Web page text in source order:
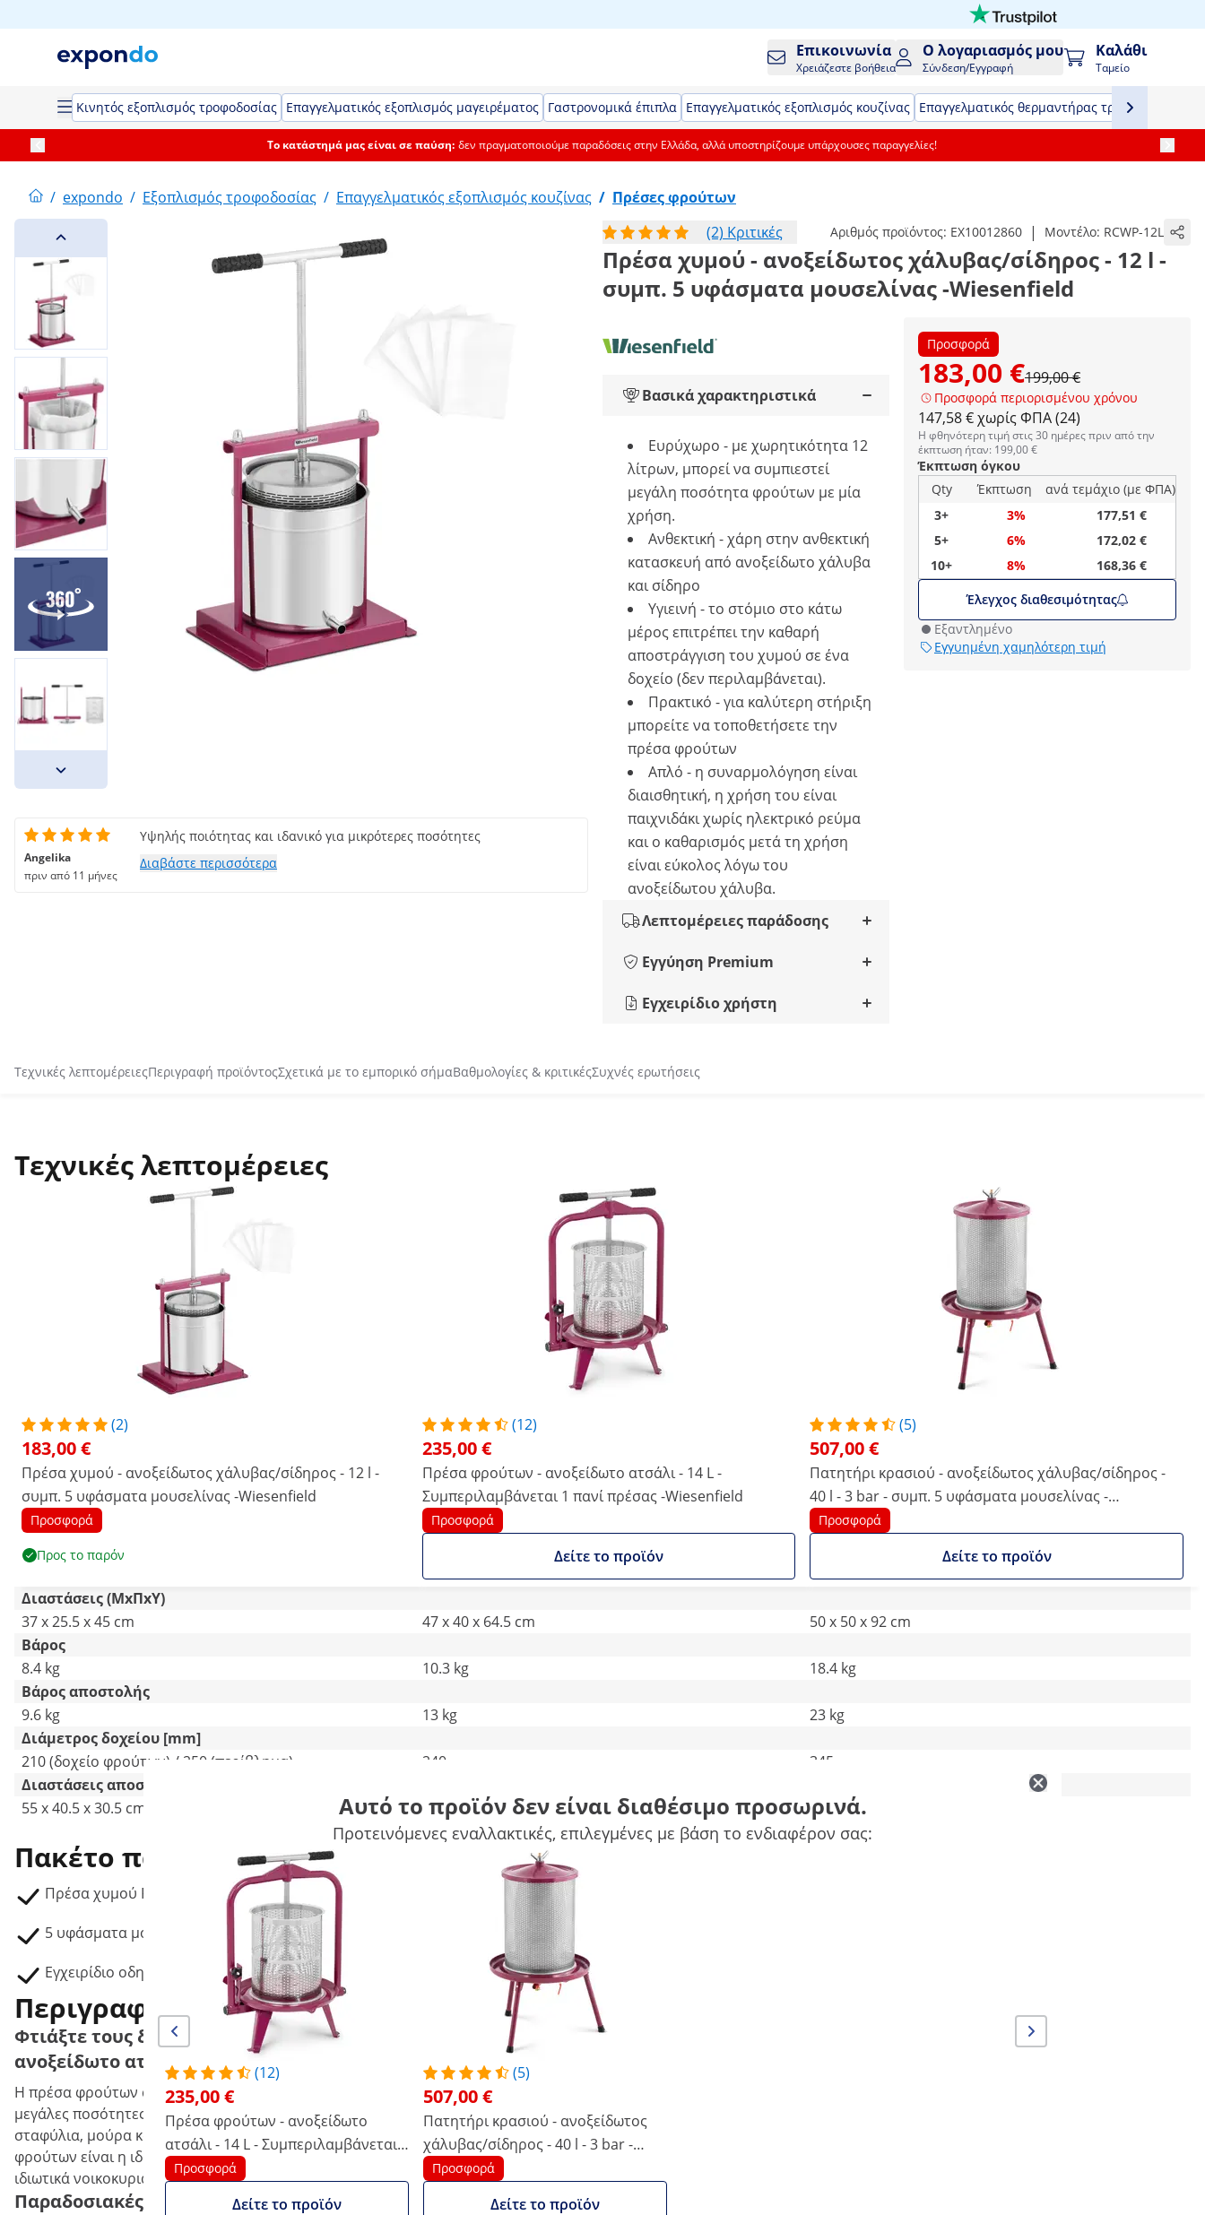
Επικοινωνία
Χρειάζεστε βοήθεια
Ο λογαριασμός μου
Σύνδεση/Εγγραφή
Καλάθι
Ταμείο
Κινητός εξοπλισμός τροφοδοσίας Επαγγελματικός εξοπλισμός μαγειρέματος Γαστρονομικά έπιπλα Επαγγελματικός εξοπλισμός κουζίνας Επαγγελματικός θερμαντήρας τροφίμων
Το κατάστημά μας είναι σε παύση: δεν πραγματοποιούμε παραδόσεις στην Ελλάδα, αλλά υποστηρίζουμε υπάρχουσες παραγγελίες!
/ expondo / Εξοπλισμός τροφοδοσίας / Επαγγελματικός εξοπλισμός κουζίνας / Πρέσες φρούτων
(2) Κριτικές
Αριθμός προϊόντος: EX10012860 | Μοντέλο: RCWP-12L
Πρέσα χυμού - ανοξείδωτος χάλυβας/σίδηρος - 12 l -
συμπ. 5 υφάσματα μουσελίνας -Wiesenfield
Προσφορά
183,00 €199,00 €
Προσφορά περιορισμένου χρόνου
147,58 € χωρίς ΦΠΑ (24)
Η φθηνότερη τιμή στις 30 ημέρες πριν από την
έκπτωση ήταν: 199,00 €
Έκπτωση όγκου
Qty
Έκπτωση
ανά τεμάχιο (με ΦΠΑ)
3+
3%
177,51 €
5+
6%
172,02 €
10+
8%
168,36 €
Έλεγχος διαθεσιμότητας
Εξαντλημένο
Εγγυημένη χαμηλότερη τιμή
Βασικά χαρακτηριστικά
Ευρύχωρο - με χωρητικότητα 12
λίτρων, μπορεί να συμπιεστεί
μεγάλη ποσότητα φρούτων με μία
χρήση.
Ανθεκτική - χάρη στην ανθεκτική
κατασκευή από ανοξείδωτο χάλυβα
και σίδηρο
Υγιεινή - το στόμιο στο κάτω
μέρος επιτρέπει την καθαρή
αποστράγγιση του χυμού σε ένα
δοχείο (δεν περιλαμβάνεται).
Πρακτικό - για καλύτερη στήριξη
μπορείτε να τοποθετήσετε την
πρέσα φρούτων
Απλό - η συναρμολόγηση είναι
διαισθητική, η χρήση του είναι
παιχνιδάκι χωρίς ηλεκτρικό ρεύμα
και ο καθαρισμός μετά τη χρήση
είναι εύκολος λόγω του
ανοξείδωτου χάλυβα.
Λεπτομέρειες παράδοσης
Εγγύηση Premium
Εγχειρίδιο χρήστη
Angelika
πριν από 11 μήνες
Υψηλής ποιότητας και ιδανικό για μικρότερες ποσότητες
Διαβάστε περισσότερα
Τεχνικές λεπτομέρειεςΠεριγραφή προϊόντοςΣχετικά με το εμπορικό σήμαΒαθμολογίες & κριτικέςΣυχνές ερωτήσεις
Τεχνικές λεπτομέρειες
(2)
183,00 €
Πρέσα χυμού - ανοξείδωτος χάλυβας/σίδηρος - 12 l -
συμπ. 5 υφάσματα μουσελίνας -Wiesenfield
Προσφορά
Προς το παρόν
(12)
235,00 €
Πρέσα φρούτων - ανοξείδωτο ατσάλι - 14 L -
Συμπεριλαμβάνεται 1 πανί πρέσας -Wiesenfield
Προσφορά
Δείτε το προϊόν
(5)
507,00 €
Πατητήρι κρασιού - ανοξείδωτος χάλυβας/σίδηρος -
40 l - 3 bar - συμπ. 5 υφάσματα μουσελίνας -
Wiesenfield
Προσφορά
Δείτε το προϊόν
Διαστάσεις (ΜxΠxΥ)
37 x 25.5 x 45 cm
47 x 40 x 64.5 cm
50 x 50 x 92 cm
Βάρος
8.4 kg
10.3 kg
18.4 kg
Βάρος αποστολής
9.6 kg
13 kg
23 kg
Διάμετρος δοχείου [mm]
210 (δοχείο φρούτων) / 250 (περίβλημα)
240
345
Διαστάσεις αποστολής (ΜxΠxΥ)
55 x 40.5 x 30.5 cm
42 x 42 x 67 cm
55 x 55 x 69 cm
Συγκρίνετε περισσότερα χαρακτηριστικά
Πακέτο παράδοσης
Πρέσα χυμού RCWP-12L
5 υφάσματα μουσελίνας
Εγχειρίδιο οδηγιών
Αυτό το προϊόν δεν είναι διαθέσιμο προσωρινά.
Προτεινόμενες εναλλακτικές, επιλεγμένες με βάση το ενδιαφέρον σας:
(12)
235,00 €
Πρέσα φρούτων - ανοξείδωτο
ατσάλι - 14 L - Συμπεριλαμβάνεται 1
πανί πρέσας -Wiesenfield
Προσφορά
Δείτε το προϊόν
(5)
507,00 €
Πατητήρι κρασιού - ανοξείδωτος
χάλυβας/σίδηρος - 40 l - 3 bar -
συμπ. 5 υφάσματα μουσελίνας -
Wiesenfield
Προσφορά
Δείτε το προϊόν
Περιγραφή προϊόντος
Φτιάξτε τους δικούς σας χυμούς και κρασιά με τη χειροκίνητη πρέσα χυμού από
ανοξείδωτο ατσάλι
Η πρέσα φρούτων από τις προμήθειες τροφοδοσίας τηςWiesenfield είναι ιδανική αν θέλετε να χυμοποιήσετε
μεγάλες ποσότητες φρούτων με λίγη προσπάθεια. Ο χειροκίνητος αποχυμωτής είναι κατάλληλος για μήλα,
σταφύλια, μούρα και άλλα φρούτα. Χάρη στη μεγάλη χωρητικότητά της, παρά τις μικρές της διαστάσεις, η πρέσα
φρούτων είναι η ιδανική λύση τόσο για τον επαγγελματικό τομέα όσο και για την παραγωγή χυμού και κρασιού σε
ιδιωτικά νοικοκυριά.
Παραδοσιακές πρέσες φρούτων σε μοντέρνο σχεδιασμό από ανοξείδωτο χάλυβα